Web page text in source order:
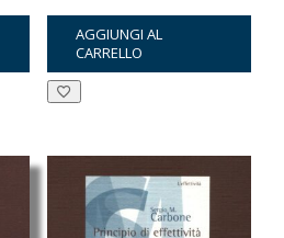
prezzo
originale
era:
prezzo
attuale
è:
AGGIUNGI AL
CARRELLO